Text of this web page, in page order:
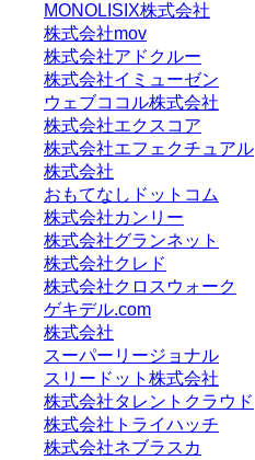
MONOLISIX株式会社
株式会社mov
株式会社アドクルー
株式会社イミューゼン
ウェブココル株式会社
株式会社エクスコア
株式会社エフェクチュアル
株式会社
おもてなしドットコム
株式会社カンリー
株式会社グランネット
株式会社クレド
株式会社クロスウォーク
ゲキデル.com
株式会社
スーパーリージョナル
スリードット株式会社
株式会社タレントクラウド
株式会社トライハッチ
株式会社ネブラスカ